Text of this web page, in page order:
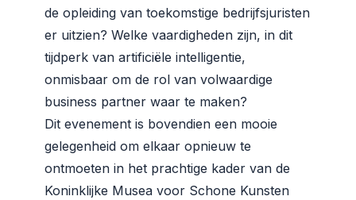
de opleiding van toekomstige bedrijfsjuristen
er uitzien? Welke vaardigheden zijn, in dit
tijdperk van artificiële intelligentie,
onmisbaar om de rol van volwaardige
business partner waar te maken?
Dit evenement is bovendien een mooie
gelegenheid om elkaar opnieuw te
ontmoeten in het prachtige kader van de
Koninklijke Musea voor Schone Kunsten